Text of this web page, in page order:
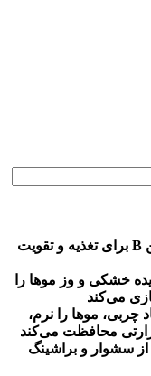
ترکیبات کلیدی روغن آرگان و ویتامین B برای تغذیه و تقویت
خشکی و وز موها را
می‌کند
چربی، موها را نرم،
محافظت می‌کند
سشوار و براشینگ